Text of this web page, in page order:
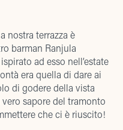
nostra terrazza è
barman Ranjula
ad esso nell’estate
era quella di dare ai
di godere della vista
sapore del tramonto
che ci è riuscito!